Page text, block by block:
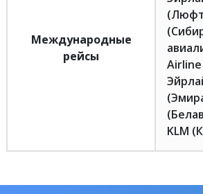
Международные
рейсы
KLM